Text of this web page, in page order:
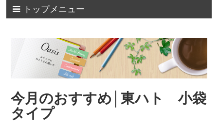
トップメニュー
今月のおすすめ│東ハト 小袋
タイプ